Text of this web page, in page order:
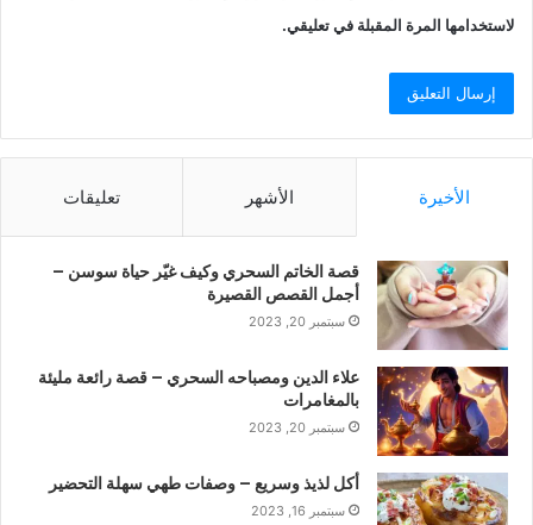
لاستخدامها المرة المقبلة في تعليقي.
الأخيرة الأشهر تعليقات
قصة الخاتم السحري وكيف غيّر حياة سوسن –
أجمل القصص القصيرة
سبتمبر 20, 2023
علاء الدين ومصباحه السحري – قصة رائعة مليئة
بالمغامرات
سبتمبر 20, 2023
أكل لذيذ وسريع – وصفات طهي سهلة التحضير
سبتمبر 16, 2023